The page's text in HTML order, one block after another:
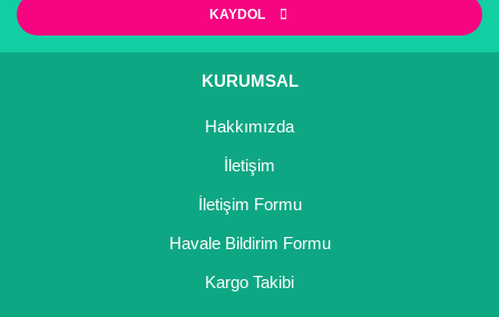
KAYDOL
KURUMSAL
Hakkımızda
İletişim
İletişim Formu
Havale Bildirim Formu
Kargo Takibi